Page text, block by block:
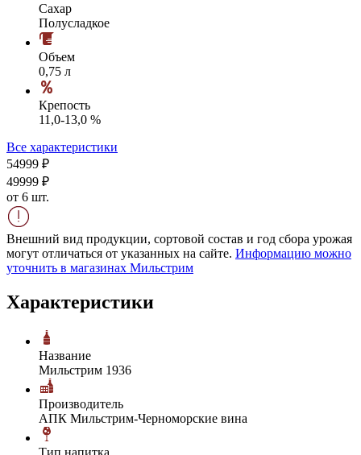
Сахар
Полусладкое
Объем
0,75 л
Крепость
11,0-13,0 %
Все характеристики
54999 ₽
49999 ₽
от 6 шт.
Внешний вид продукции, сортовой состав и год сбора урожая
могут отличаться от указанных на сайте. Информацию можно
уточнить в магазинах Мильстрим
Характеристики
Название
Мильстрим 1936
Производитель
АПК Мильстрим-Черноморские вина
Тип напитка